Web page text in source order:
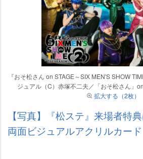
『おそ松さん on STAGE～SIX MEN'S SHOW
ジュアル（C）赤塚不二夫／「おそ松さん」
拡大する（2枚）
【写真】『松ステ』来場者特
両面ビジュアルアクリルカード